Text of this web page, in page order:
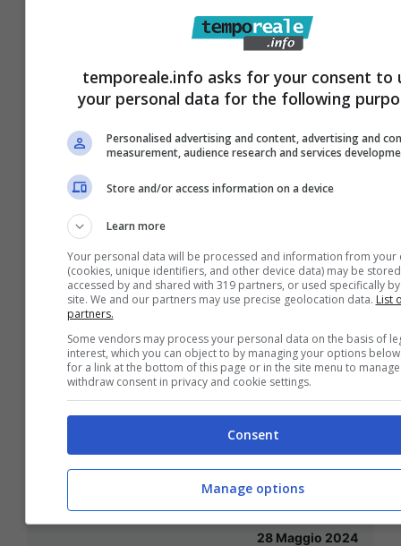
Castelforte / “Water 360”: dirigenti e
docenti riuniti per il progetto
sportivo e di educazione ambientale
31 Maggio 2024
Cassino / Premiazione della 7°
edizione del premio “Pino e Amilcare
Mattei”, tutti i vincitori
28 Maggio 2024
temporeale.info asks for your consent to
your personal data for the following
Personalised advertising and content, advertising and
measurement, audience research and services
Store and/or access information on a device
Learn more
Your personal data will be processed and information from your
(cookies, unique identifiers, and other device data) may be
accessed by and shared with 319 partners, or used specifically
site. We and our partners may use precise geolocation data. List
partners.
Some vendors may process your personal data on the basis of
interest, which you can object to by managing your options
for a link at the bottom of this page or in the site menu to
withdraw consent in privacy and cookie settings.
Consent
Manage options